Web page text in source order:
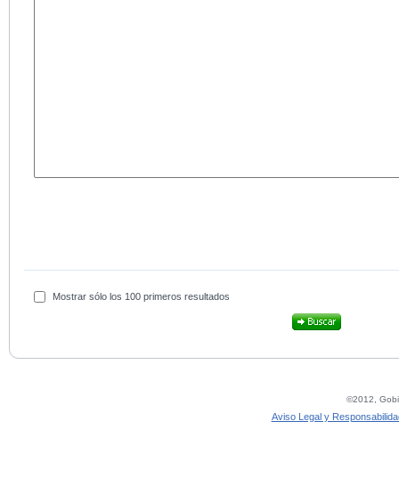
Mostrar sólo los 100 primeros resultados
©2012,
Aviso Legal y